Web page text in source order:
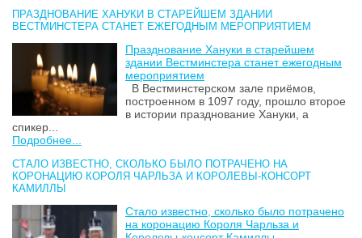
ПРАЗДНОВАНИЕ ХАНУКИ В СТАРЕЙШЕМ ЗДАНИИ
ВЕСТМИНСТЕРА СТАНЕТ ЕЖЕГОДНЫМ МЕРОПРИЯТИЕМ
Празднование Хануки в старейшем
здании Вестминстера станет ежегодным
мероприятием
В Вестминстерском зале приёмов,
построенном в 1097 году, прошло второе
в истории празднование Хануки, а
спикер...
Подробнее...
СТАЛО ИЗВЕСТНО, СКОЛЬКО БЫЛО ПОТРАЧЕНО НА
КОРОНАЦИЮ КОРОЛЯ ЧАРЛЬЗА И КОРОЛЕВЫ-КОНСОРТ
КАМИЛЛЫ
Стало известно, сколько было потрачено
на коронацию Короля Чарльза и